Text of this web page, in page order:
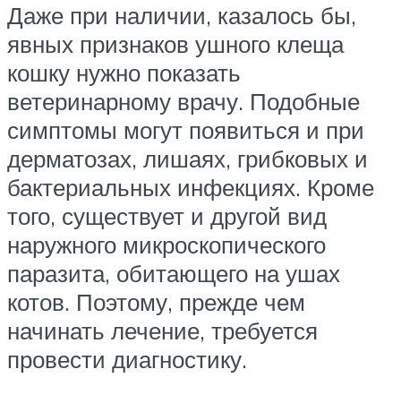
Даже при наличии, казалось бы,
явных признаков ушного клеща
кошку нужно показать
ветеринарному врачу. Подобные
симптомы могут появиться и при
дерматозах, лишаях, грибковых и
бактериальных инфекциях. Кроме
того, существует и другой вид
наружного микроскопического
паразита, обитающего на ушах
котов. Поэтому, прежде чем
начинать лечение, требуется
провести диагностику.